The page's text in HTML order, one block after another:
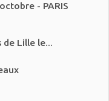
- PARIS
de Lille le...